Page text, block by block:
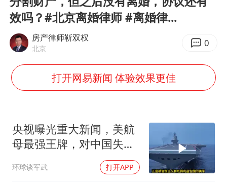
台风白海豚最新路径研判来了
OpenAI为免费用户升级GPT-5.6 Luna
毛宁转发梯田音乐会视频海外网友赞叹
奋进开新局 实干挑大梁
效吗？#北京离婚律师 #离婚律...
房产律师靳双权
北京 0
打开网易新闻 体验效果更佳
央视曝光重大新闻，美航
母最强王牌，对中国失
效，美军落伍10年？
环球谈军武 打开APP